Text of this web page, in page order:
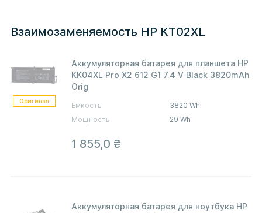
Взаимозаменяемость HP KT02XL
Аккумуляторная батарея для планшета HP
KK04XL Pro X2 612 G1 7.4 V Black 3820mAh
Orig
Оригинал Емкость
3820 Wh
Мощность
29 Wh
1 855,0 ₴
Аккумуляторная батарея для ноутбука HP